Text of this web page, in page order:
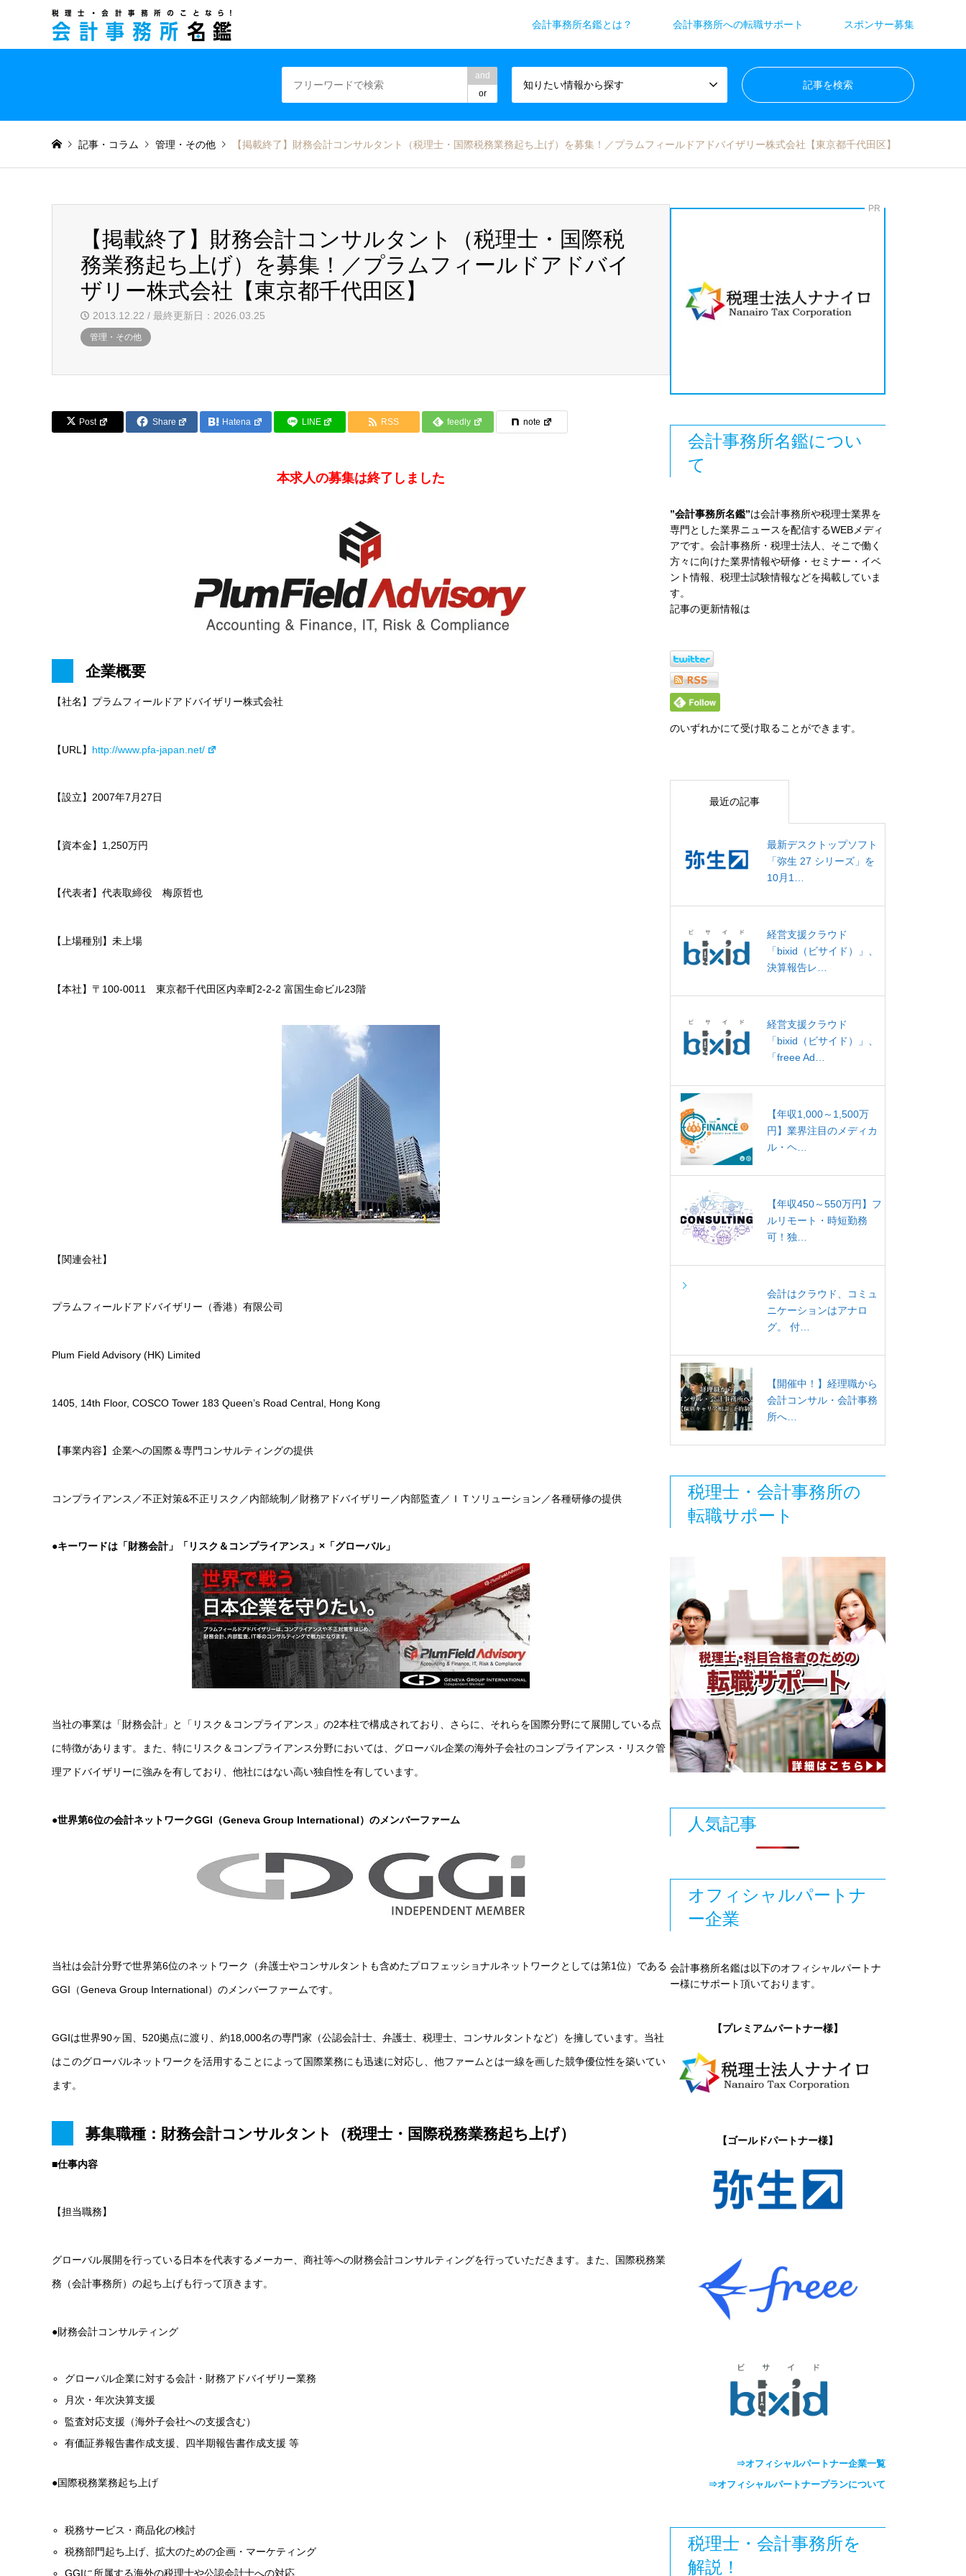
会計事務所名鑑とは？ 会計事務所への転職サポート スポンサー募集
and
or
知りたい情報から探す
記事・コラム 管理・その他 【掲載終了】財務会計コンサルタント（税理士・国際税務業務起ち上げ）を募集！／プラムフィールドアドバイザリー株式会社【東京都千代田区】
【掲載終了】財務会計コンサルタント（税理士・国際税
務業務起ち上げ）を募集！／プラムフィールドアドバイ
ザリー株式会社【東京都千代田区】
2013.12.22 / 最終更新日：2026.03.25
管理・その他
Post Share Hatena LINE RSS feedly note
本求人の募集は終了しました
企業概要
【社名】プラムフィールドアドバイザリー株式会社
【URL】 http://www.pfa-japan.net/
【設立】2007年7月27日
【資本金】1,250万円
【代表者】代表取締役 梅原哲也
【上場種別】未上場
【本社】〒100-0011 東京都千代田区内幸町2-2-2 富国生命ビル23階
【関連会社】
プラムフィールドアドバイザリー（香港）有限公司
Plum Field Advisory (HK) Limited
1405, 14th Floor, COSCO Tower 183 Queen’s Road Central, Hong Kong
【事業内容】企業への国際＆専門コンサルティングの提供
コンプライアンス／不正対策&不正リスク／内部統制／財務アドバイザリー／内部監査／ＩＴソリューション／各種研修の提供
●キーワードは「財務会計」「リスク＆コンプライアンス」×「グローバル」
当社の事業は「財務会計」と「リスク＆コンプライアンス」の2本柱で構成されており、さらに、それらを国際分野にて展開している点
に特徴があります。また、特にリスク＆コンプライアンス分野においては、グローバル企業の海外子会社のコンプライアンス・リスク管
理アドバイザリーに強みを有しており、他社にはない高い独自性を有しています。
●世界第6位の会計ネットワークGGI （Geneva Group International）のメンバーファーム
当社は会計分野で世界第6位のネットワーク（弁護士やコンサルタントも含めたプロフェッショナルネットワークとしては第1位）である
GGI（Geneva Group International）のメンバーファームです。
GGIは世界90ヶ国、520拠点に渡り、約18,000名の専門家（公認会計士、弁護士、税理士、コンサルタントなど）を擁しています。当社
はこのグローバルネットワークを活用することによって国際業務にも迅速に対応し、他ファームとは一線を画した競争優位性を築いてい
ます。
募集職種：財務会計コンサルタント（税理士・国際税務業務起ち上げ）
■仕事内容
【担当職務】
グローバル展開を行っている日本を代表するメーカー、商社等への財務会計コンサルティングを行っていただきます。また、国際税務業
務（会計事務所）の起ち上げも行って頂きます。
●財務会計コンサルティング
グローバル企業に対する会計・財務アドバイザリー業務
月次・年次決算支援
監査対応支援（海外子会社への支援含む）
有価証券報告書作成支援、四半期報告書作成支援 等
●国際税務業務起ち上げ
税務サービス・商品化の検討
税務部門起ち上げ、拡大のための企画・マーケティング
GGIに所属する海外の税理士や公認会計士への対応
PR
会計事務所名鑑につい
て
”会計事務所名鑑”は会計事務所や税理士業界を
専門とした業界ニュースを配信するWEBメディ
アです。会計事務所・税理士法人、そこで働く
方々に向けた業界情報や研修・セミナー・イベ
ント情報、税理士試験情報などを掲載していま
す。
記事の更新情報は
のいずれかにて受け取ることができます。
最近の記事
最新デスクトップソフト
「弥生 27 シリーズ」を
10月1…
経営支援クラウド
「bixid（ビサイド）」、
決算報告レ…
経営支援クラウド
「bixid（ビサイド）」、
「freee Ad…
【年収1,000～1,500万
円】業界注目のメディカ
ル・ヘ…
【年収450～550万円】フ
ルリモート・時短勤務
可！独…
会計はクラウド、コミュ
ニケーションはアナロ
グ。 付…
【開催中！】経理職から
会計コンサル・会計事務
所へ…
税理士・会計事務所の
転職サポート
人気記事
オフィシャルパートナ
ー企業
会計事務所名鑑は以下のオフィシャルパートナ
ー様にサポート頂いております。
【プレミアムパートナー様】
【ゴールドパートナー様】
⇒オフィシャルパートナー企業一覧
⇒オフィシャルパートナープランについて
税理士・会計事務所を
解説！